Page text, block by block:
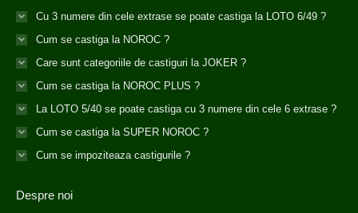
Cu 3 numere din cele extrase se poate castiga la LOTO 6/49 ?
Cum se castiga la NOROC ?
Care sunt categoriile de castiguri la JOKER ?
Cum se castiga la NOROC PLUS ?
La LOTO 5/40 se poate castiga cu 3 numere din cele 6 extrase ?
Cum se castiga la SUPER NOROC ?
Cum se impoziteaza castigurile ?
Despre noi